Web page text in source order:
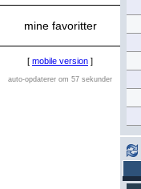
mine favoritter
[ mobile version ]
auto-opdaterer om 57 sekunder